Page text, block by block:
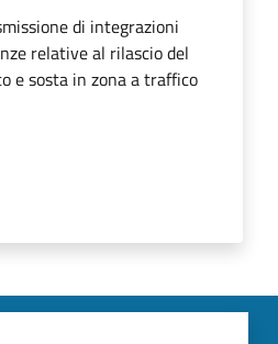
di integrazioni
relative al rilascio del
e sosta in zona a traffico